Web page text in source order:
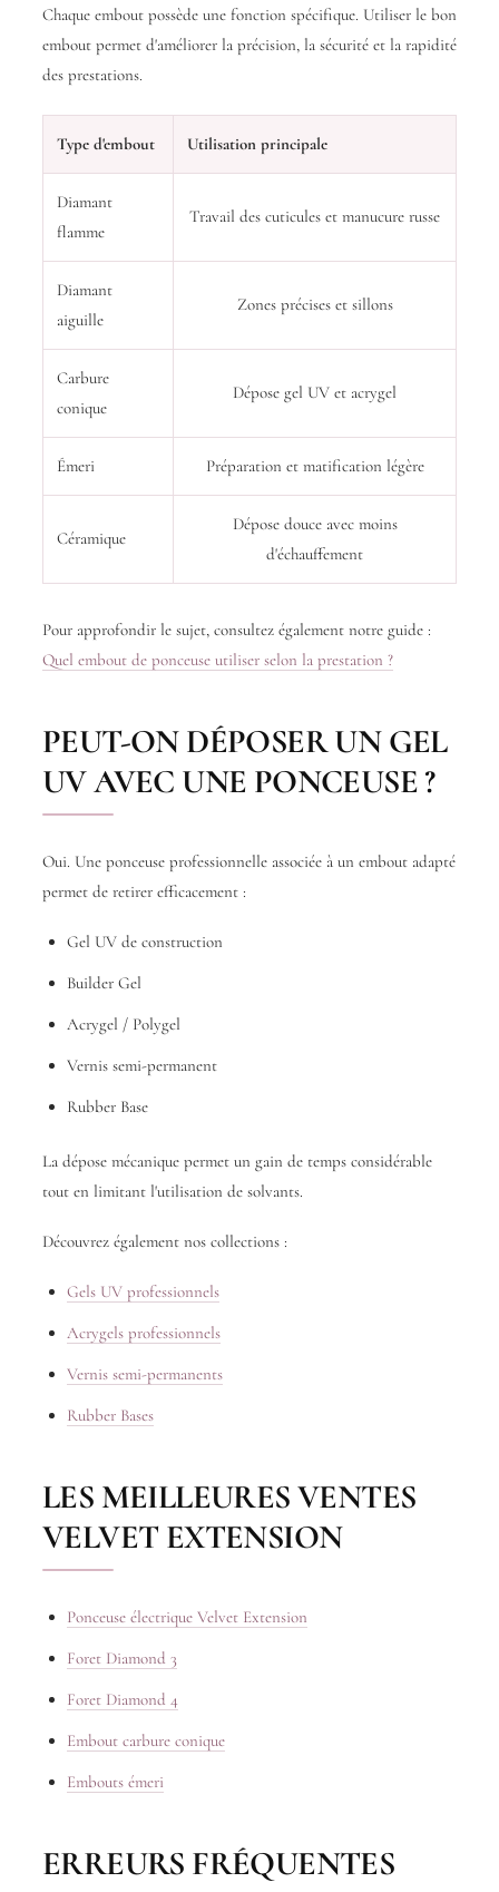
Chaque embout possède une fonction spécifique. Utiliser le bon
embout permet d'améliorer la précision, la sécurité et la rapidité
des prestations.
Type d'embout Utilisation principale
Diamant
flamme
Travail des cuticules et manucure russe
Diamant
aiguille
Zones précises et sillons
Carbure
conique
Dépose gel UV et acrygel
Émeri Préparation et matification légère
Céramique
Dépose douce avec moins
d'échauffement
Pour approfondir le sujet, consultez également notre guide :
Quel embout de ponceuse utiliser selon la prestation ?
PEUT-ON DÉPOSER UN GEL
UV AVEC UNE PONCEUSE ?
Oui. Une ponceuse professionnelle associée à un embout adapté
permet de retirer efficacement :
Gel UV de construction
Builder Gel
Acrygel / Polygel
Vernis semi-permanent
Rubber Base
La dépose mécanique permet un gain de temps considérable
tout en limitant l'utilisation de solvants.
Découvrez également nos collections :
Gels UV professionnels
Acrygels professionnels
Vernis semi-permanents
Rubber Bases
LES MEILLEURES VENTES
VELVET EXTENSION
Ponceuse électrique Velvet Extension
Foret Diamond 3
Foret Diamond 4
Embout carbure conique
Embouts émeri
ERREURS FRÉQUENTES